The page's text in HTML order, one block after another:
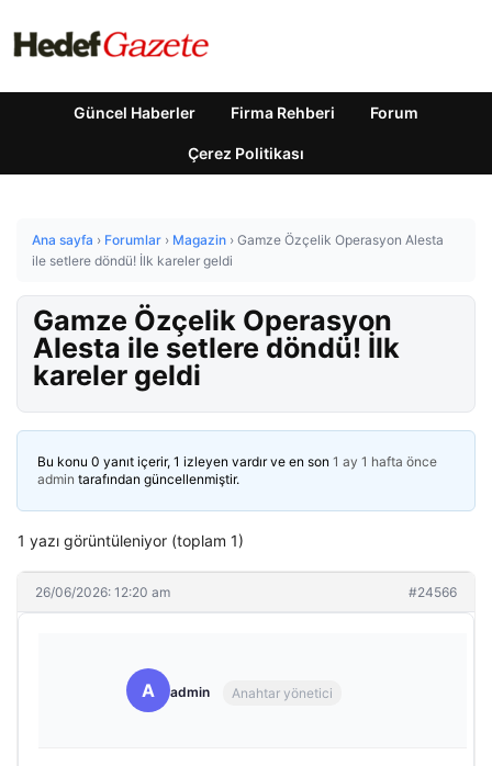
Güncel Haberler Firma Rehberi Forum
Çerez Politikası
Ana sayfa › Forumlar › Magazin › Gamze Özçelik Operasyon Alesta
ile setlere döndü! İlk kareler geldi
Gamze Özçelik Operasyon
Alesta ile setlere döndü! İlk
kareler geldi
Bu konu 0 yanıt içerir, 1 izleyen vardır ve en son 1 ay 1 hafta önce
admin tarafından güncellenmiştir.
1 yazı görüntüleniyor (toplam 1)
26/06/2026: 12:20 am #24566
A admin Anahtar yönetici